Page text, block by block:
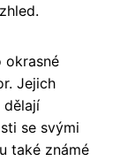
okrasné
Jejich
dělají
se svými
také známé